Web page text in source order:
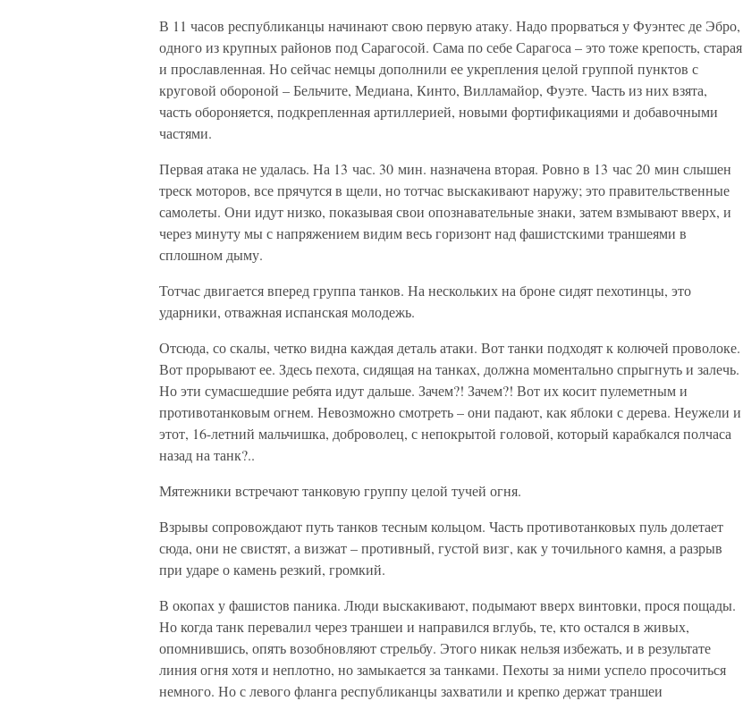
В 11 часов республиканцы начинают свою первую атаку. Надо прорваться у Фуэнтес де Эбро,
одного из крупных районов под Сарагосой. Сама по себе Сарагоса – это тоже крепость, старая
и прославленная. Но сейчас немцы дополнили ее укрепления целой группой пунктов с
круговой обороной – Бельчите, Медиана, Кинто, Вилламайор, Фуэте. Часть из них взята,
часть обороняется, подкрепленная артиллерией, новыми фортификациями и добавочными
частями.
Первая атака не удалась. На 13 час. 30 мин. назначена вторая. Ровно в 13 час 20 мин слышен
треск моторов, все прячутся в щели, но тотчас выскакивают наружу; это правительственные
самолеты. Они идут низко, показывая свои опознавательные знаки, затем взмывают вверх, и
через минуту мы с напряжением видим весь горизонт над фашистскими траншеями в
сплошном дыму.
Тотчас двигается вперед группа танков. На нескольких на броне сидят пехотинцы, это
ударники, отважная испанская молодежь.
Отсюда, со скалы, четко видна каждая деталь атаки. Вот танки подходят к колючей проволоке.
Вот прорывают ее. Здесь пехота, сидящая на танках, должна моментально спрыгнуть и залечь.
Но эти сумасшедшие ребята идут дальше. Зачем?! Зачем?! Вот их косит пулеметным и
противотанковым огнем. Невозможно смотреть – они падают, как яблоки с дерева. Неужели и
этот, 16-летний мальчишка, доброволец, с непокрытой головой, который карабкался полчаса
назад на танк?..
Мятежники встречают танковую группу целой тучей огня.
Взрывы сопровождают путь танков тесным кольцом. Часть противотанковых пуль долетает
сюда, они не свистят, а визжат – противный, густой визг, как у точильного камня, а разрыв
при ударе о камень резкий, громкий.
В окопах у фашистов паника. Люди выскакивают, подымают вверх винтовки, прося пощады.
Но когда танк перевалил через траншеи и направился вглубь, те, кто остался в живых,
опомнившись, опять возобновляют стрельбу. Этого никак нельзя избежать, и в результате
линия огня хотя и неплотно, но замыкается за танками. Пехоты за ними успело просочиться
немного. Но с левого фланга республиканцы захватили и крепко держат траншеи